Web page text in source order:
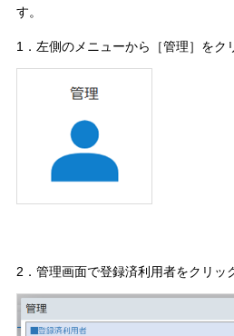
す。
1．左側のメニューから［管理］をク
2．管理画面で登録済利用者をクリッ